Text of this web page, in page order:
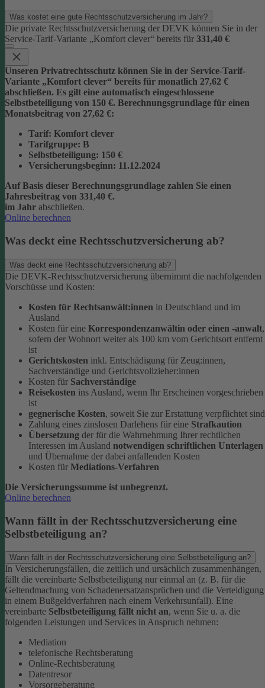
Was kostet eine gute Rechtsschutzversicherung im Jahr?
Die private Rechtsschutzversicherung der DEVK können Sie in der
Service-Tarif-Variante „Komfort clever“ bereits für 331,40 €
Unseren Privatrechtsschutz können Sie in der Service-Tarif-
Variante „Komfort clever“ bereits für monatlich 27,62 €
abschließen. Es gilt eine automatisch eingeschlossene
Selbstbeteiligung von 150 €. Berechnungsgrundlage für einen
Monatsbeitrag von 27,62 €:
Tarif: Komfort clever
Tarifgruppe: B
Selbstbeteiligung: 150 €
Versicherungsbeginn: 11.12.2024
Auf Basis dieser Berechnungsgrundlage zahlen Sie einen
Jahresbeitrag von 331,40 €.
im Jahr abschließen.
Online berechnen
Was deckt eine Rechtsschutzversicherung ab?
Was deckt eine Rechtsschutzversicherung ab?
Die DEVK-Rechtsschutzversicherung übernimmt die nachfolgenden
Vorschüsse und Kosten:
Kosten für Rechtsanwält:innen in Deutschland und im
Ausland
Kosten für eine Korrespondenzanwältin oder einen -anwalt,
sofern der Wohnort weiter als 100 km vom Gerichtsort entfernt
ist
Gerichtskosten inkl. Entschädigung für Zeug:innen,
Sachverständige und Gerichtsvollzieher:innen
Kosten für Sachverständige
Reisekosten ins Ausland, wenn Ihr Erscheinen vorgeschrieben
ist
gegnerische Kosten, soweit Sie zur Erstattung verpflichtet sind
Zahlung eines zinslosen Darlehens für eine Strafkaution
Übersetzung der für die Wahrnehmung Ihrer rechtlichen
Interessen im Ausland notwendigen schriftlichen Unterlagen
und Übernahme der dabei anfallenden Kosten
Kosten für Mediations-Verfahren
Die Versicherungssumme ist unbegrenzt.
Online berechnen
Wann fällt in der Rechtsschutzversicherung eine
Selbstbeteiligung an?
Wann fällt in der Rechtsschutzversicherung eine Selbstbeteiligung an?
In Versicherungsfällen, die zeitlich und ursächlich zusammenhängen,
fällt die vereinbarte Selbstbeteiligung nur einmal an (z. B. für die
Geltendmachung von Schadenersatzansprüchen und die Verteidigung
in einem Bußgeldverfahren nach einem Verkehrsunfall). Eine
vereinbarte Selbstbeteiligung fällt nicht an, wenn Sie u. a. die
folgenden Leistungen und Services in Anspruch nehmen:
Mediation
telefonische Rechtsberatung
Online-Rechtsberatung
Datentresor
Vorsorgeberatung